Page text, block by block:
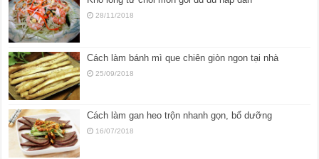
28/11/2018
Cách làm bánh mì que chiên giòn ngon tại nhà
25/09/2018
Cách làm gan heo trộn nhanh gọn, bổ dưỡng
16/07/2018